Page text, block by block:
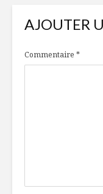
AJOUTER
Commentaire *